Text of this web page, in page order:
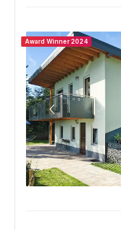
Award Winner 2024